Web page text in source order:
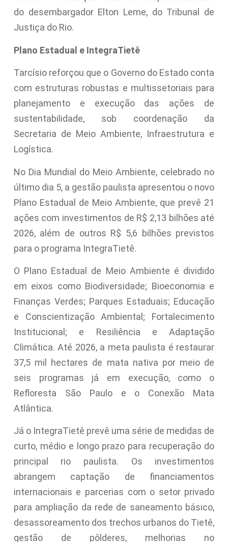
do desembargador Elton Leme, do Tribunal de
Justiça do Rio.
Plano Estadual e IntegraTietê
Tarcísio reforçou que o Governo do Estado conta
com estruturas robustas e multissetoriais para
planejamento e execução das ações de
sustentabilidade, sob coordenação da
Secretaria de Meio Ambiente, Infraestrutura e
Logística.
No Dia Mundial do Meio Ambiente, celebrado no
último dia 5, a gestão paulista apresentou o novo
Plano Estadual de Meio Ambiente, que prevê 21
ações com investimentos de R$ 2,13 bilhões até
2026, além de outros R$ 5,6 bilhões previstos
para o programa IntegraTietê.
O Plano Estadual de Meio Ambiente é dividido
em eixos como Biodiversidade; Bioeconomia e
Finanças Verdes; Parques Estaduais; Educação
e Conscientização Ambiental; Fortalecimento
Institucional; e Resiliência e Adaptação
Climática. Até 2026, a meta paulista é restaurar
37,5 mil hectares de mata nativa por meio de
seis programas já em execução, como o
Refloresta São Paulo e o Conexão Mata
Atlântica.
Já o IntegraTietê prevê uma série de medidas de
curto, médio e longo prazo para recuperação do
principal rio paulista. Os investimentos
abrangem captação de financiamentos
internacionais e parcerias com o setor privado
para ampliação da rede de saneamento básico,
desassoreamento dos trechos urbanos do Tietê,
gestão de pôlderes, melhorias no